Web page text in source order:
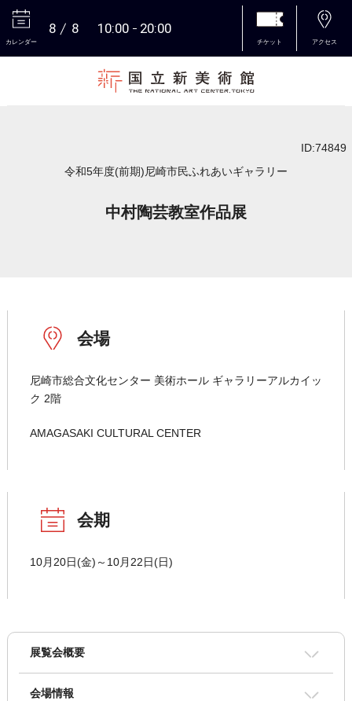
カレンダー
8 8 10:00 20:00
チケット アクセス
ID:74849
令和5年度(前期)尼崎市民ふれあいギャラリー
中村陶芸教室作品展
会場
尼崎市総合文化センター 美術ホール ギャラリーアルカイッ
ク 2階
AMAGASAKI CULTURAL CENTER
会期
10月20日(金)～10月22日(日)
展覧会概要
会場情報